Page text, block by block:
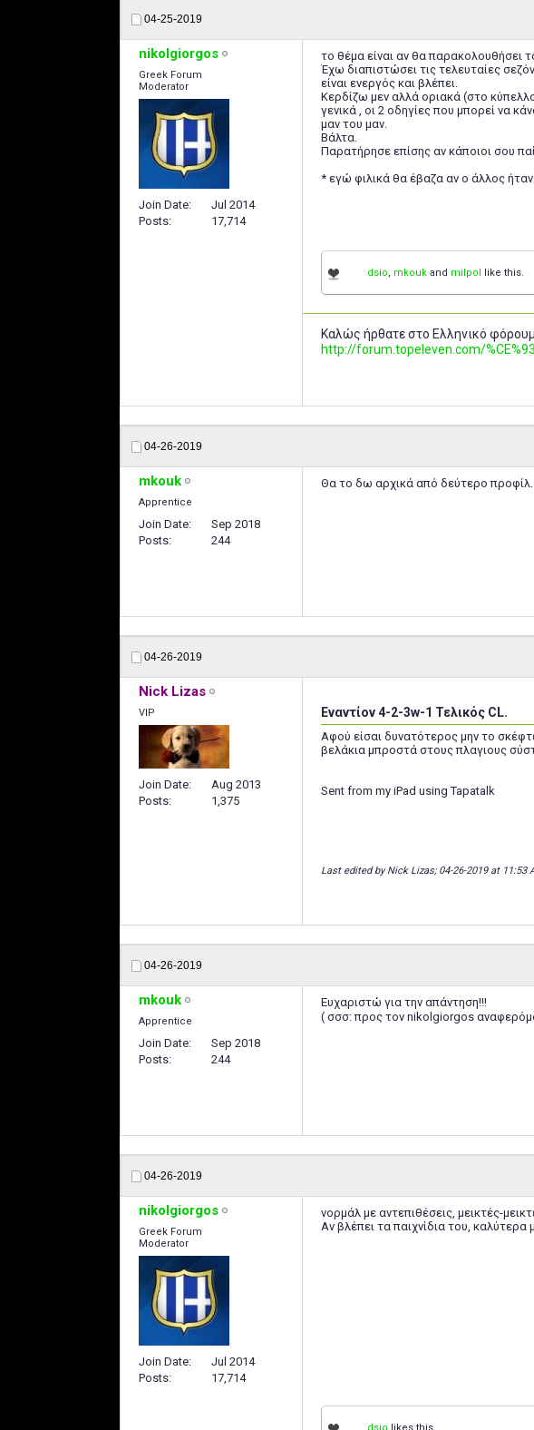
04-25-2019
nikolgiorgos
Greek Forum
Moderator
Join Date
Jul 2014
Posts
17,714
το θέμα είναι αν θα παρακολουθήσει
Έχω διαπιστώσει τις τελευταίες
είναι ενεργός και βλέπει.
Κερδίζω μεν αλλά οριακά (στο
γενικά , οι 2 οδηγίες που μπορεί να
μαν του μαν.
Βάλτα.
Παρατήρησε επίσης αν κάποιοι σου
* εγώ φιλικά θα έβαζα αν ο άλλος
dsio, mkouk and milpol like this.
Καλώς ήρθατε στο Ελληνικό φόρουμ
http://forum.topeleven.com/
04-26-2019
mkouk
Apprentice
Join Date
Sep 2018
Posts
244
Θα το δω αρχικά από δεύτερο
04-26-2019
Nick Lizas
VIP
Join Date
Aug 2013
Posts
1,375
Εναντίον 4-2-3w-1 Τελικός CL.
Αφού είσαι δυνατότερος μην το
βελάκια μπροστά στους πλαγιους
Sent from my iPad using Tapatalk
Last edited by Nick Lizas; 04-26-2019 at 11:53
04-26-2019
mkouk
Apprentice
Join Date
Sep 2018
Posts
244
Ευχαριστώ για την απάντηση!!!
( σσσ: προς τον nikolgiorgos
04-26-2019
nikolgiorgos
Greek Forum
Moderator
Join Date
Jul 2014
Posts
17,714
νορμάλ με αντεπιθέσεις, μεικτές-
Αν βλέπει τα παιχνίδια του, καλύτερα
dsio likes this.